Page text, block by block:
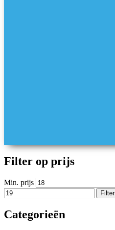
Filter op prijs
Min. prijs
Filter
Categorieën